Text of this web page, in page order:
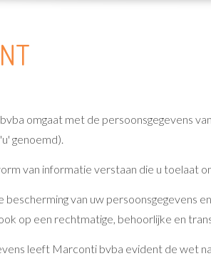
omgaat met de persoonsgegevens
genoemd).
van informatie verstaan die u toelaat
bescherming van uw
op een rechtmatige, behoorlijke en
leeft Marconti bvba evident de wet